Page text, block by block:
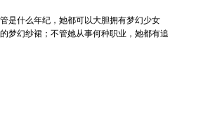
是什么年纪，她都可以大胆拥有梦幻少女
梦幻纱裙；不管她从事何种职业，她都有追